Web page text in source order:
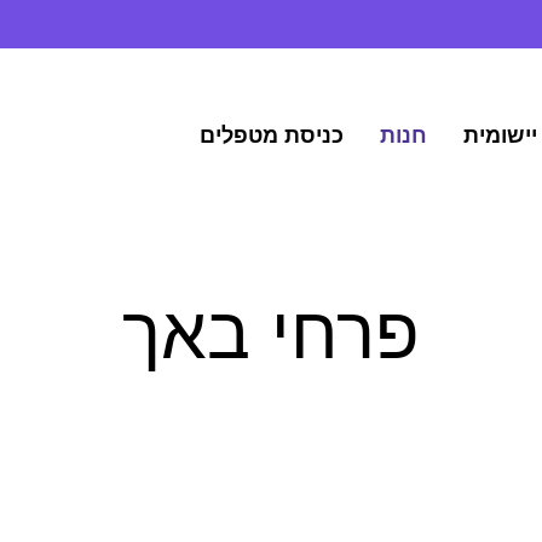
חנות כניסת מטפלים
פרחי באך